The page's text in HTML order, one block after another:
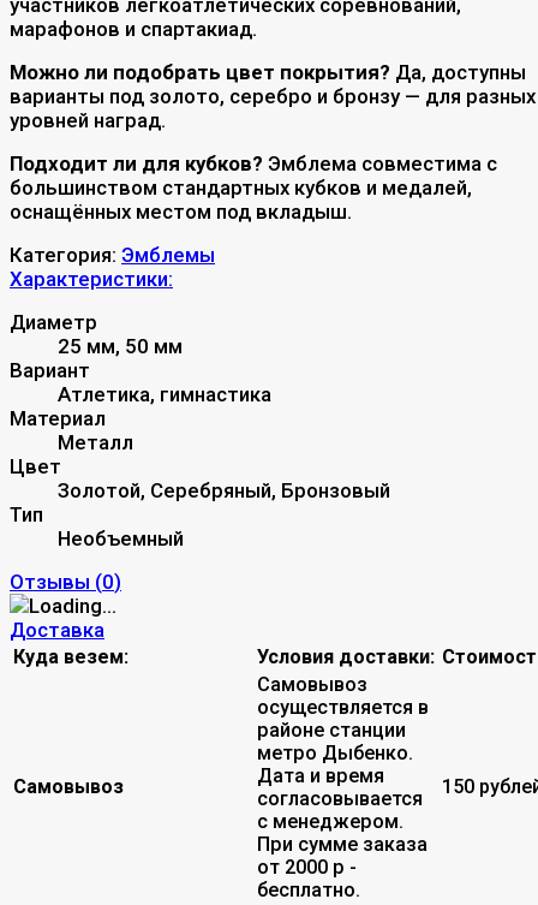
участников легкоатлетических соревнований,
марафонов и спартакиад.
Можно ли подобрать цвет покрытия? Да, доступны
варианты под золото, серебро и бронзу — для разных
уровней наград.
Подходит ли для кубков? Эмблема совместима с
большинством стандартных кубков и медалей,
оснащённых местом под вкладыш.
Категория: Эмблемы
Характеристики:
Диаметр
25 мм, 50 мм
Вариант
Атлетика, гимнастика
Материал
Металл
Цвет
Золотой, Серебряный, Бронзовый
Тип
Необъемный
Отзывы (0)
Доставка
Куда везем: Условия доставки:
Самовывоз
Самовывоз
осуществляется в
районе станции
метро Дыбенко.
Дата и время
согласовывается
с менеджером.
При сумме заказа
от 2000 р -
бесплатно.
150